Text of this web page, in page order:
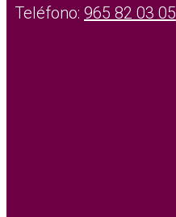
Teléfono: 965 82 03 05